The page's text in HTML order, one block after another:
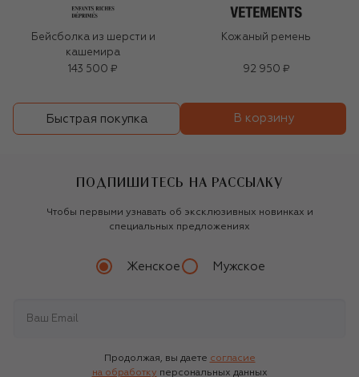
Бейсболка из шерсти и
кашемира
143 500 ₽
Кожаный ремень
92 950 ₽
Быстрая покупка В корзину
ПОДПИШИТЕСЬ НА РАССЫЛКУ
Чтобы первыми узнавать об эксклюзивных новинках и
специальных предложениях
Женское Мужское
Продолжая, вы даете согласие
на обработку персональных данных